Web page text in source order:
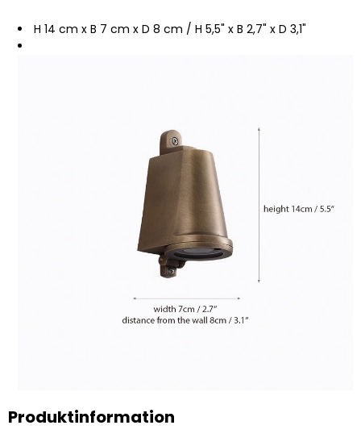
H 14 cm x B 7 cm x D 8 cm / H 5,5" x B 2,7" x D 3,1"
Produktinformation